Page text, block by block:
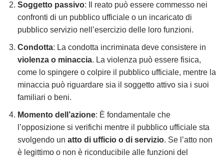
Soggetto passivo: Il reato può essere commesso nei
confronti di un pubblico ufficiale o un incaricato di
pubblico servizio nell’esercizio delle loro funzioni.
Condotta: La condotta incriminata deve consistere in
violenza o minaccia. La violenza può essere fisica,
come lo spingere o colpire il pubblico ufficiale, mentre la
minaccia può riguardare sia il soggetto attivo sia i suoi
familiari o beni.
Momento dell’azione: È fondamentale che
l’opposizione si verifichi mentre il pubblico ufficiale sta
svolgendo un atto di ufficio o di servizio. Se l’atto non
è legittimo o non è riconducibile alle funzioni del